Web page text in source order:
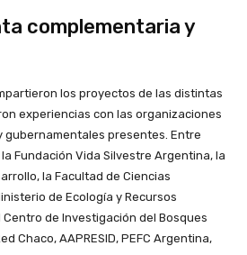
complementaria y
los proyectos de las distintas
experiencias con las organizaciones
gubernamentales presentes. Entre
Fundación Vida Silvestre Argentina, la
la Facultad de Ciencias
de Ecología y Recursos
de Investigación del Bosques
Chaco, AAPRESID, PEFC Argentina,